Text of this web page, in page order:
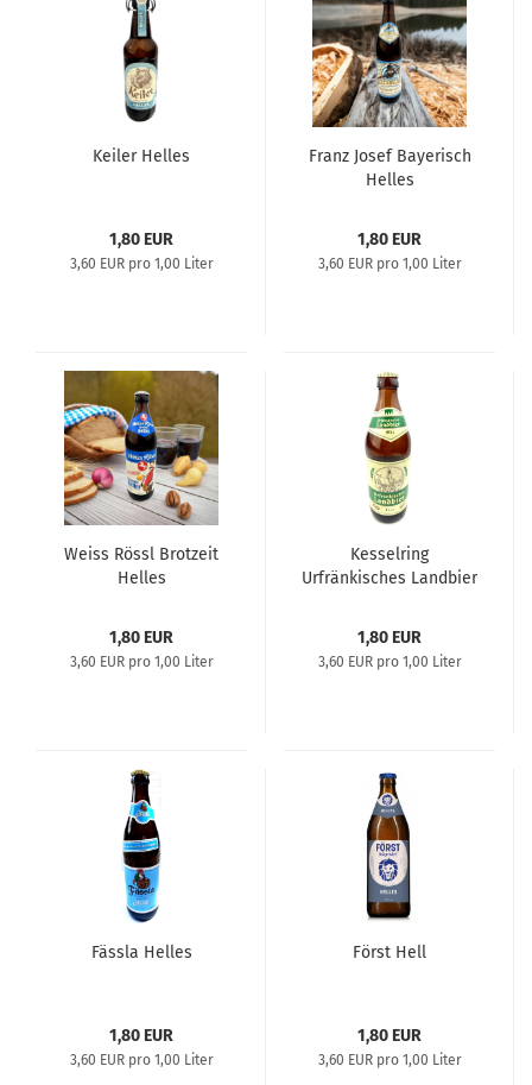
Keiler Helles
1,80 EUR
3,60 EUR pro 1,00 Liter
Franz Josef Bayerisch
Helles
1,80 EUR
3,60 EUR pro 1,00 Liter
Weiss Rössl Brotzeit
Helles
1,80 EUR
3,60 EUR pro 1,00 Liter
Kesselring
Urfränkisches Landbier
1,80 EUR
3,60 EUR pro 1,00 Liter
Fässla Helles
1,80 EUR
3,60 EUR pro 1,00 Liter
Först Hell
1,80 EUR
3,60 EUR pro 1,00 Liter